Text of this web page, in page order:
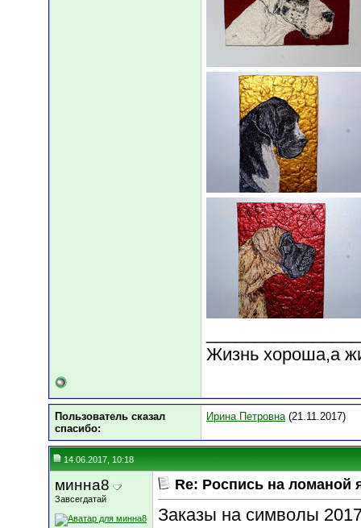
Жизнь хороша,а
Пользователь сказал
cпасибо:
Ирина Петровна(21.11.2017)
14.06.2017, 10:18
минна8
Завсегдатай
Re: Роспись на ломаной
Заказы на символы